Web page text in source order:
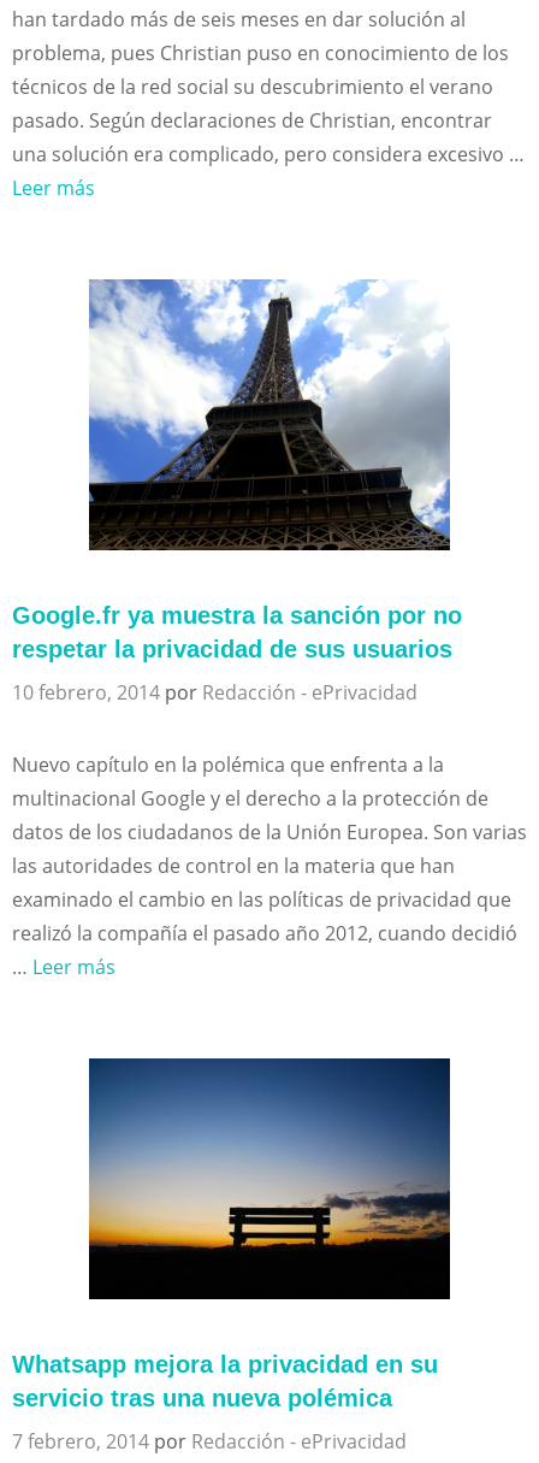
han tardado más de seis meses en dar solución al
problema, pues Christian puso en conocimiento de los
técnicos de la red social su descubrimiento el verano
pasado. Según declaraciones de Christian, encontrar
una solución era complicado, pero considera excesivo …
Leer más
Google.fr ya muestra la sanción por no
respetar la privacidad de sus usuarios
10 febrero, 2014 por Redacción - ePrivacidad
Nuevo capítulo en la polémica que enfrenta a la
multinacional Google y el derecho a la protección de
datos de los ciudadanos de la Unión Europea. Son varias
las autoridades de control en la materia que han
examinado el cambio en las políticas de privacidad que
realizó la compañía el pasado año 2012, cuando decidió
… Leer más
Whatsapp mejora la privacidad en su
servicio tras una nueva polémica
7 febrero, 2014 por Redacción - ePrivacidad